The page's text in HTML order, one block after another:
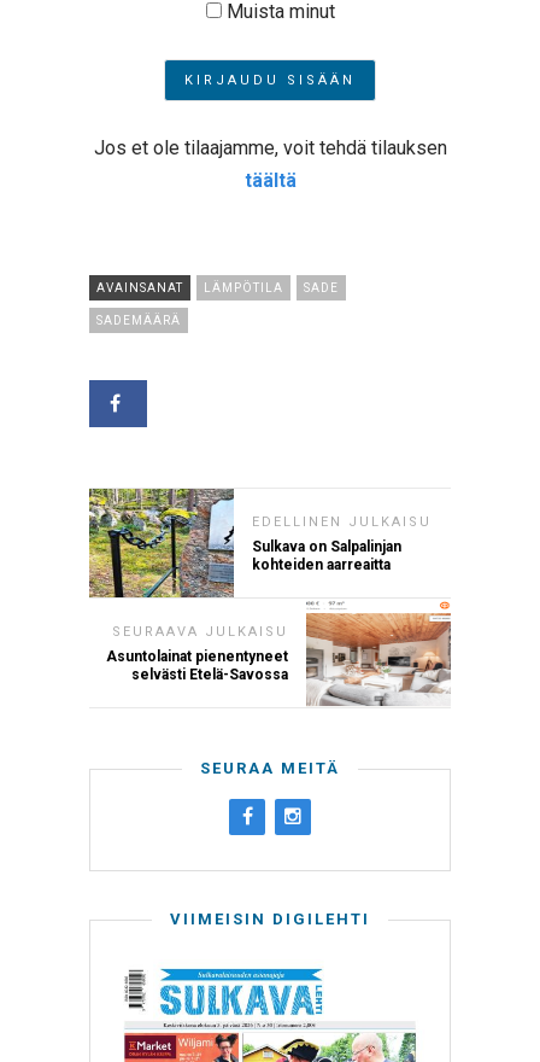
Muista minut
Jos et ole tilaajamme, voit tehdä tilauksen
täältä
AVAINSANAT LÄMPÖTILA SADE
SADEMÄÄRÄ
EDELLINEN JULKAISU
Sulkava on Salpalinjan
kohteiden aarreaitta
SEURAAVA JULKAISU
Asuntolainat pienentyneet
selvästi Etelä-Savossa
SEURAA MEITÄ
VIIMEISIN DIGILEHTI